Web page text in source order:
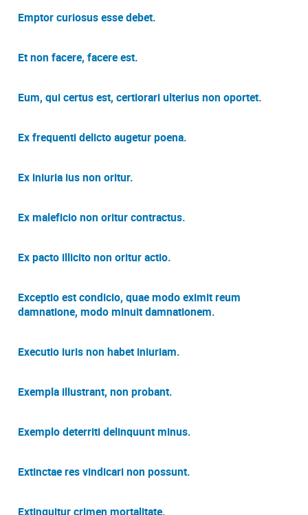
Emptor curiosus esse debet.
Et non facere, facere est.
Eum, qui certus est, certiorari ulterius non oportet.
Ex frequenti delicto augetur poena.
Ex iniuria ius non oritur.
Ex maleficio non oritur contractus.
Ex pacto illicito non oritur actio.
Exceptio est condicio, quae modo eximit reum
damnatione, modo minuit damnationem.
Executio iuris non habet iniuriam.
Exempla illustrant, non probant.
Exemplo deterriti delinquunt minus.
Extinctae res vindicari non possunt.
Extinguitur crimen mortalitate.